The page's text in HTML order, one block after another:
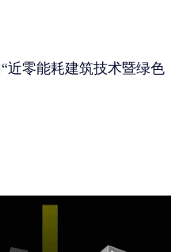
近零能耗建筑技术暨绿色